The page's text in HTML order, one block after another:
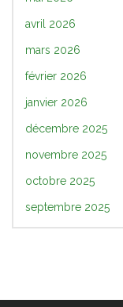
avril 2026
mars 2026
février 2026
janvier 2026
décembre 2025
novembre 2025
octobre 2025
septembre 2025